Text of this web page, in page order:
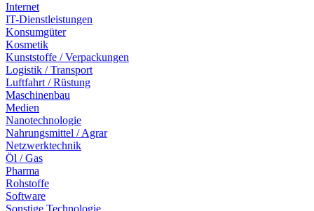
Internet
IT-Dienstleistungen
Konsumgüter
Kosmetik
Kunststoffe / Verpackungen
Logistik / Transport
Luftfahrt / Rüstung
Maschinenbau
Medien
Nanotechnologie
Nahrungsmittel / Agrar
Netzwerktechnik
Öl / Gas
Pharma
Rohstoffe
Software
Sonstige Technologie